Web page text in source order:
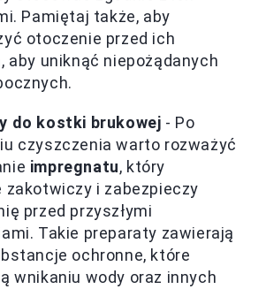
Pamiętaj także, aby
otoczenie przed ich
aby uniknąć niepożądanych
do kostki brukowej - Po
czyszczenia warto rozważyć
impregnatu, który
zakotwiczy i zabezpieczy
przed przyszłymi
Takie preparaty zawierają
ochronne, które
wnikaniu wody oraz innych